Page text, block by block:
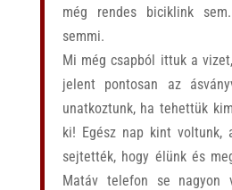
még rendes biciklink
semmi.
Mi még csapból ittuk a
jelent pontosan az
unatkoztunk, ha tehettük
ki! Egész nap kint voltunk,
sejtették, hogy élünk és
Matáv telefon se nagyon